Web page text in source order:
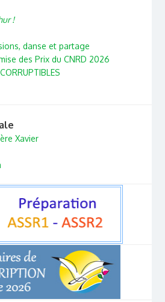
!
danse et partage
des Prix du CNRD 2026
Xavier